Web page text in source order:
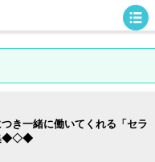
一緒に働いてくれる「セラ
◆◇◆